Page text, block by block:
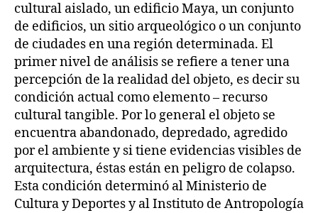
cultural aislado, un edificio Maya, un conjunto
de edificios, un sitio arqueológico o un conjunto
de ciudades en una región determinada. El
primer nivel de análisis se refiere a tener una
percepción de la realidad del objeto, es decir su
condición actual como elemento – recurso
cultural tangible. Por lo general el objeto se
encuentra abandonado, depredado, agredido
por el ambiente y si tiene evidencias visibles de
arquitectura, éstas están en peligro de colapso.
Esta condición determinó al Ministerio de
Cultura y Deportes y al Instituto de Antropología